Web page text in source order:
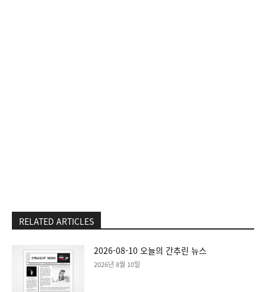
RELATED ARTICLES
2026-08-10 오늘의 간추린 뉴스
2026년 8월 10일